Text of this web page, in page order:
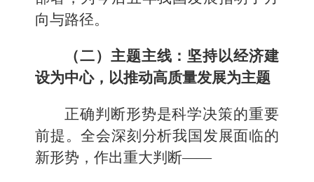
向与路径。
（二）主题主线：坚持以经济建
设为中心，以推动高质量发展为主题
正确判断形势是科学决策的重要
前提。全会深刻分析我国发展面临的
新形势，作出重大判断——